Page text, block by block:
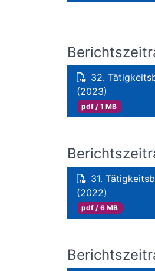
32.
(2023)
pdf / 1 MB
31.
(2022)
pdf / 6 MB